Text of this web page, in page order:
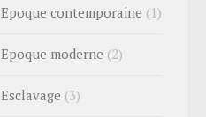
Epoque contemporaine (1)
Epoque moderne (2)
Esclavage (3)